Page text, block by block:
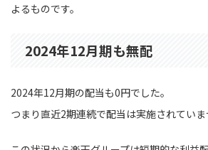
よるものです。
2024年12月期も無配
2024年12月期の配当も0円でした。
つまり直近2期連続で配当は実施されていま